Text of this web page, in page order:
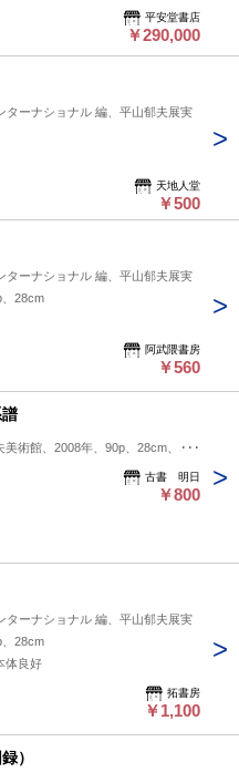
平安堂書店
￥290,000
ターナショナル 編、平山郁夫展実
天地人堂
￥500
ターナショナル 編、平山郁夫展実
28cm
阿武隈書房
￥560
美術館、2008年、90p、28cm、1冊
古書 明日
￥800
ターナショナル 編、平山郁夫展実
28cm
体良好
拓書房
￥1,100
）